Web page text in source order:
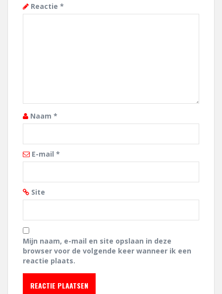
Reactie *
Naam *
E-mail *
Site
Mijn naam, e-mail en site opslaan in deze
browser voor de volgende keer wanneer ik een
reactie plaats.